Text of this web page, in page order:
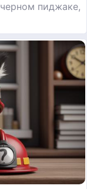
пиджаке,